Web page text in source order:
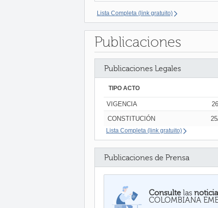
Lista Completa (link gratuito)
Publicaciones
Publicaciones Legales
TIPO ACTO
VIGENCIA
CONSTITUCIÓN
Lista Completa (link gratuito)
Publicaciones de Prensa
Consulte las
COLOMBIANA